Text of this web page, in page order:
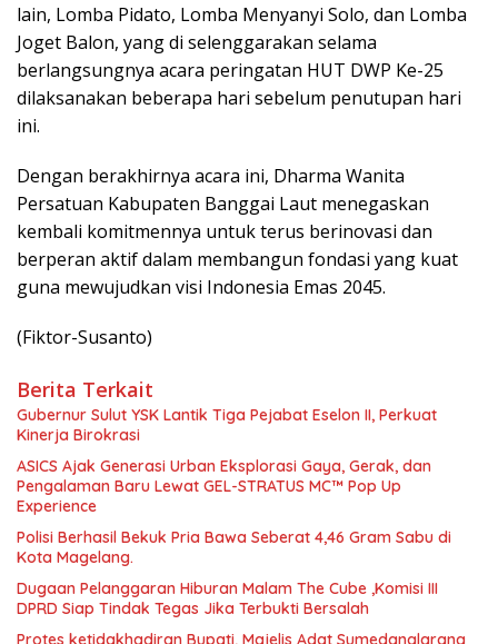
lain, Lomba Pidato, Lomba Menyanyi Solo, dan Lomba
Joget Balon, yang di selenggarakan selama
berlangsungnya acara peringatan HUT DWP Ke-25
dilaksanakan beberapa hari sebelum penutupan hari
ini.
Dengan berakhirnya acara ini, Dharma Wanita
Persatuan Kabupaten Banggai Laut menegaskan
kembali komitmennya untuk terus berinovasi dan
berperan aktif dalam membangun fondasi yang kuat
guna mewujudkan visi Indonesia Emas 2045.
(Fiktor-Susanto)
Berita Terkait
Gubernur Sulut YSK Lantik Tiga Pejabat Eselon II, Perkuat
Kinerja Birokrasi
ASICS Ajak Generasi Urban Eksplorasi Gaya, Gerak, dan
Pengalaman Baru Lewat GEL-STRATUS MC™ Pop Up
Experience
Polisi Berhasil Bekuk Pria Bawa Seberat 4,46 Gram Sabu di
Kota Magelang.
Dugaan Pelanggaran Hiburan Malam The Cube ,Komisi III
DPRD Siap Tindak Tegas Jika Terbukti Bersalah
Protes ketidakhadiran Bupati, Majelis Adat Sumedanglarang